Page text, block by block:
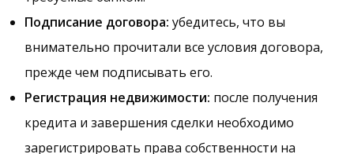
Подписание договора: убедитесь, что вы
внимательно прочитали все условия договора,
прежде чем подписывать его.
Регистрация недвижимости: после получения
кредита и завершения сделки необходимо
зарегистрировать права собственности на